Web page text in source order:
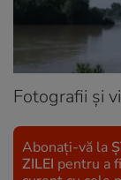
Fotografii și
Abonați-vă la
ZILEI pentru a